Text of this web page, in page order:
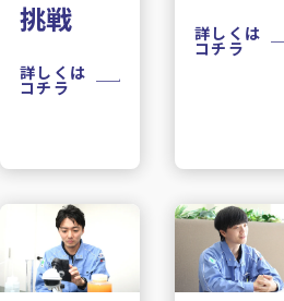
挑戦
詳しくは
コチラ
詳しくは
コチラ